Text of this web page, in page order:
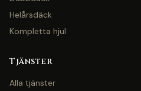
Helårsdäck
Kompletta hjul
Tjänster
Alla tjänster